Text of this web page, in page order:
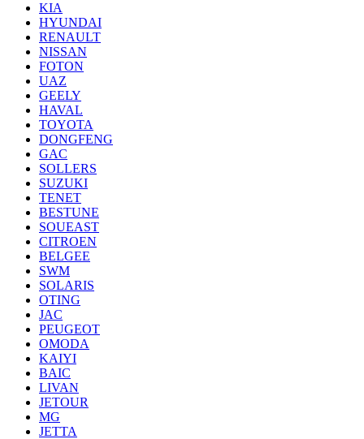
KIA
HYUNDAI
RENAULT
NISSAN
FOTON
UAZ
GEELY
HAVAL
TOYOTA
DONGFENG
GAC
SOLLERS
SUZUKI
TENET
BESTUNE
SOUEAST
CITROEN
BELGEE
SWM
SOLARIS
OTING
JAC
PEUGEOT
OMODA
KAIYI
BAIC
LIVAN
JETOUR
MG
JETTA